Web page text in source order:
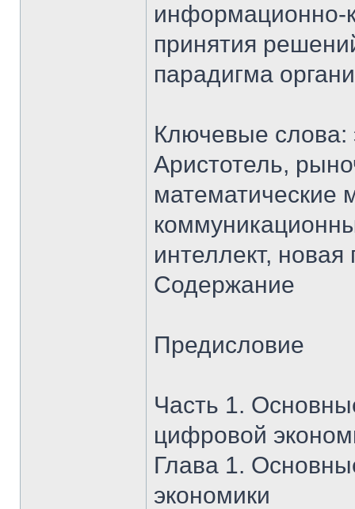
информационно-
принятия
парадигма
Ключевые слова:
Аристотель,
интеллект,
Содержание
Предисловие
Часть 1.
цифровой
Глава 1.
экономики